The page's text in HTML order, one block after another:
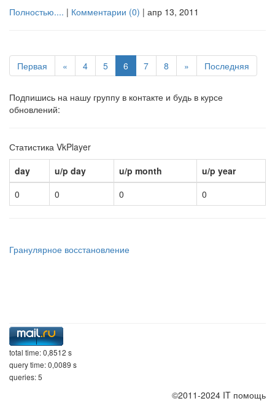
Полностью.... | Комментарии (0) | апр 13, 2011
Первая « 4 5 6 7 8 » Последняя
Подпишись на нашу группу в контакте и будь в курсе
обновлений:
Статистика VkPlayer
day
u/p day u/p month
u/p year
0
0 0 0
Гранулярное восстановление
total time: 0,8512 s
query time: 0,0089 s
queries: 5
©2011-2024 IT помощь